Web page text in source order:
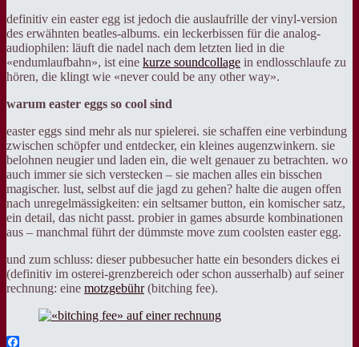
definitiv ein easter egg ist jedoch die auslaufrille der vinyl-version
des erwähnten beatles-albums. ein leckerbissen für die analog-
audiophilen: läuft die nadel nach dem letzten lied in die
«endumlaufbahn», ist eine kurze soundcollage in endlosschlaufe zu
hören, die klingt wie «never could be any other way».
warum easter eggs so cool sind
easter eggs sind mehr als nur spielerei. sie schaffen eine verbindung
zwischen schöpfer und entdecker, ein kleines augenzwinkern. sie
belohnen neugier und laden ein, die welt genauer zu betrachten. wo
auch immer sie sich verstecken – sie machen alles ein bisschen
magischer. lust, selbst auf die jagd zu gehen? halte die augen offen
nach unregelmässigkeiten: ein seltsamer button, ein komischer satz,
ein detail, das nicht passt. probier in games absurde kombinationen
aus – manchmal führt der dümmste move zum coolsten easter egg.
und zum schluss: dieser pubbesucher hatte ein besonders dickes ei
(definitiv im osterei-grenzbereich oder schon ausserhalb) auf seiner
rechnung: eine motzgebühr(bitching fee).